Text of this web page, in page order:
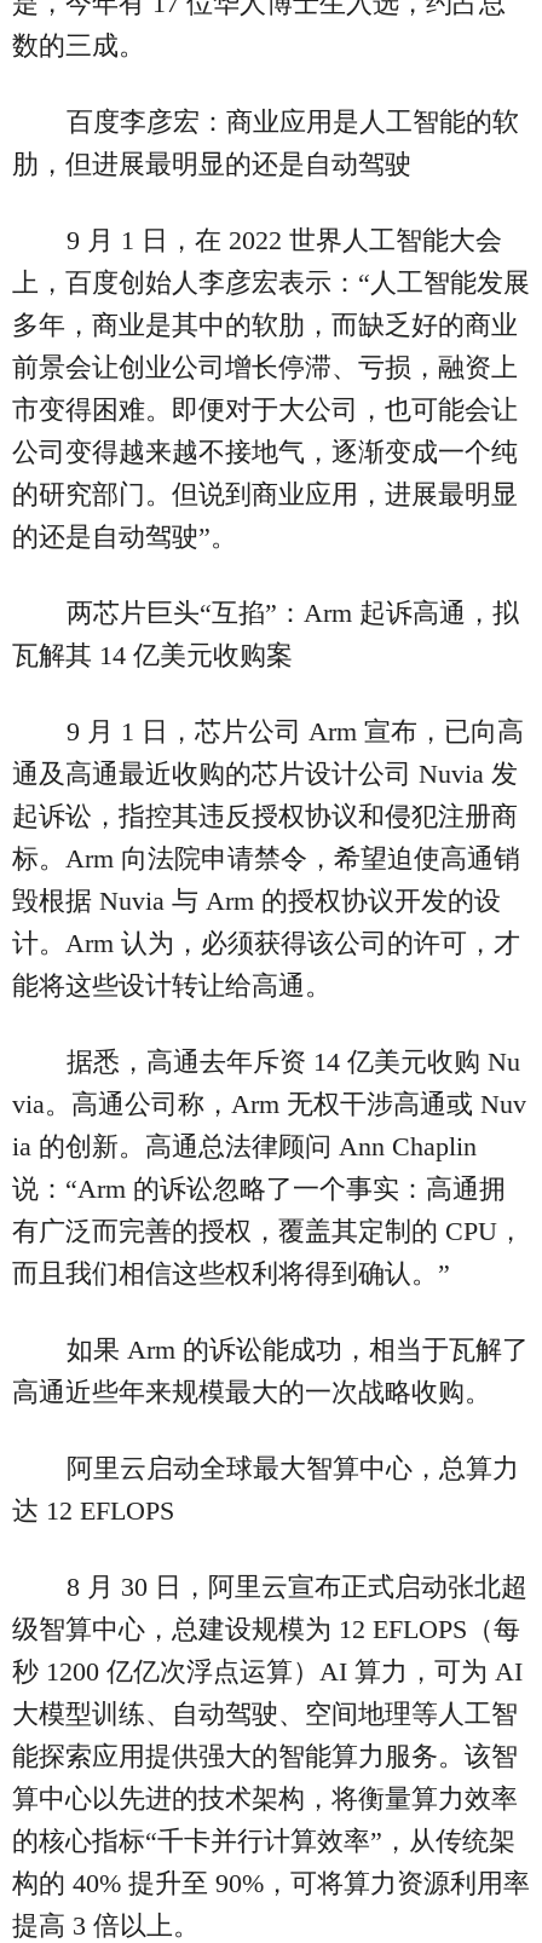
数的三成。
百度李彦宏：商业应用是人工智能的软
肋，但进展最明显的还是自动驾驶
9 月 1 日，在 2022 世界人工智能大会
上，百度创始人李彦宏表示：“人工智能发展
多年，商业是其中的软肋，而缺乏好的商业
前景会让创业公司增长停滞、亏损，融资上
市变得困难。即便对于大公司，也可能会让
公司变得越来越不接地气，逐渐变成一个纯
的研究部门。但说到商业应用，进展最明显
的还是自动驾驶”。
两芯片巨头“互掐”：Arm 起诉高通，拟
瓦解其 14 亿美元收购案
9 月 1 日，芯片公司 Arm 宣布，已向高
通及高通最近收购的芯片设计公司 Nuvia 发
起诉讼，指控其违反授权协议和侵犯注册商
标。Arm 向法院申请禁令，希望迫使高通销
毁根据 Nuvia 与 Arm 的授权协议开发的设
计。Arm 认为，必须获得该公司的许可，才
能将这些设计转让给高通。
据悉，高通去年斥资 14 亿美元收购 Nu
via。高通公司称，Arm 无权干涉高通或 Nuv
ia 的创新。高通总法律顾问 Ann Chaplin
说：“Arm 的诉讼忽略了一个事实：高通拥
有广泛而完善的授权，覆盖其定制的 CPU，
而且我们相信这些权利将得到确认。”
如果 Arm 的诉讼能成功，相当于瓦解了
高通近些年来规模最大的一次战略收购。
阿里云启动全球最大智算中心，总算力
达 12 EFLOPS
8 月 30 日，阿里云宣布正式启动张北超
级智算中心，总建设规模为 12 EFLOPS（每
秒 1200 亿亿次浮点运算）AI 算力，可为 AI
大模型训练、自动驾驶、空间地理等人工智
能探索应用提供强大的智能算力服务。该智
算中心以先进的技术架构，将衡量算力效率
的核心指标“千卡并行计算效率”，从传统架
构的 40% 提升至 90%，可将算力资源利用率
提高 3 倍以上。